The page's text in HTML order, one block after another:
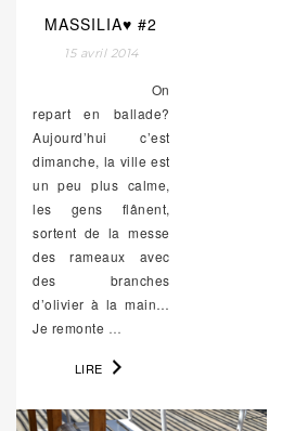
MASSILIA♥ #2
15 avril 2014
On
repart en ballade?
Aujourd’hui c’est
dimanche, la ville est
un peu plus calme,
les gens flânent,
sortent de la messe
des rameaux avec
des branches
d’olivier à la main…
Je remonte …
LIRE